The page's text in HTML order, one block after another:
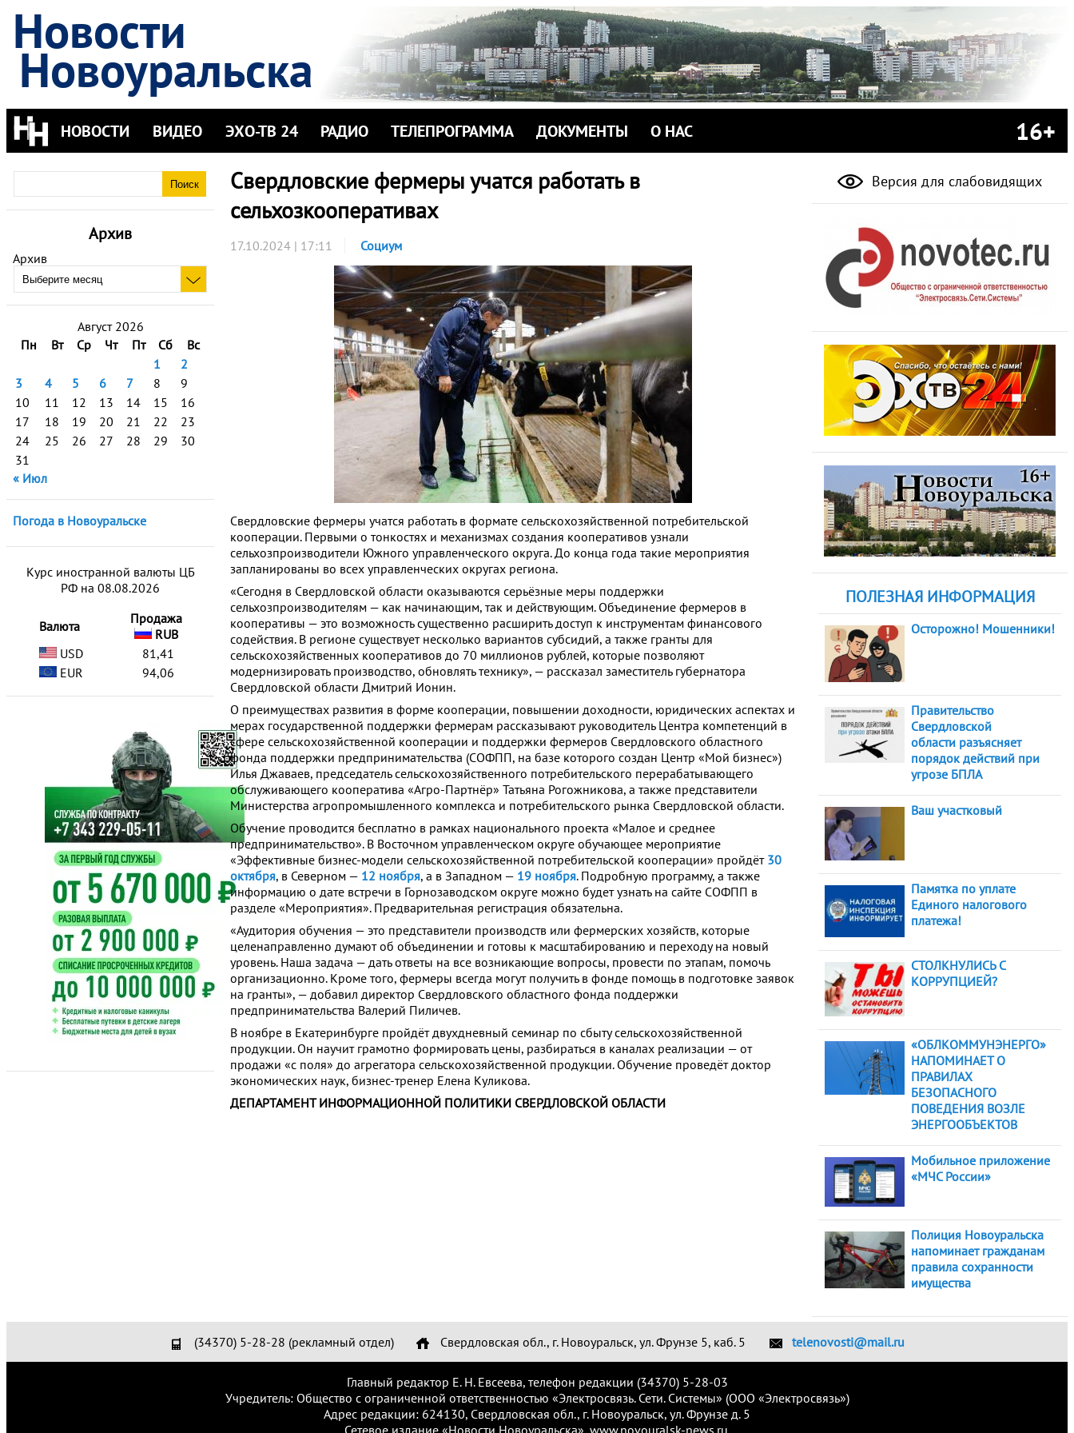
Новости
Новоуральска
НОВОСТИ ВИДЕО ЭХО-ТВ 24 РАДИО ТЕЛЕПРОГРАММА ДОКУМЕНТЫ О НАС 16+
Архив
Архив
Август 2026
Пн
Вт Ср Чт Пт Сб
Вс
1
2
3
4 5 6 7 8
9
10
11 12 13 14 15
16
17
18 19 20 21 22
23
24
25 26 27 28 29
30
31
« Июл
Погода в Новоуральске
Курс иностранной валюты ЦБ
РФ на 08.08.2026
Валюта
Продажа
RUB
USD
81,41
EUR
94,06
Свердловские фермеры учатся работать в
сельхозкооперативах
17.10.2024 | 17:11 Социум
Свердловские фермеры учатся работать в формате сельскохозяйственной потребительской
кооперации. Первыми о тонкостях и механизмах создания кооперативов узнали
сельхозпроизводители Южного управленческого округа. До конца года такие мероприятия
запланированы во всех управленческих округах региона.
«Сегодня в Свердловской области оказываются серьёзные меры поддержки
сельхозпроизводителям — как начинающим, так и действующим. Объединение фермеров в
кооперативы — это возможность существенно расширить доступ к инструментам финансового
содействия. В регионе существует несколько вариантов субсидий, а также гранты для
сельскохозяйственных кооперативов до 70 миллионов рублей, которые позволяют
модернизировать производство, обновлять технику», — рассказал заместитель губернатора
Свердловской области Дмитрий Ионин.
О преимуществах развития в форме кооперации, повышении доходности, юридических аспектах и
мерах государственной поддержки фермерам рассказывают руководитель Центра компетенций в
сфере сельскохозяйственной кооперации и поддержки фермеров Свердловского областного
фонда поддержки предпринимательства (СОФПП, на базе которого создан Центр «Мой бизнес»)
Илья Джаваев, председатель сельскохозяйственного потребительского перерабатывающего
обслуживающего кооператива «Агро-Партнёр» Татьяна Рогожникова, а также представители
Министерства агропромышленного комплекса и потребительского рынка Свердловской области.
Обучение проводится бесплатно в рамках национального проекта «Малое и среднее
предпринимательство». В Восточном управленческом округе обучающее мероприятие
«Эффективные бизнес-модели сельскохозяйственной потребительской кооперации» пройдёт 30
октября, в Северном — 12 ноября, а в Западном — 19 ноября. Подробную программу, а также
информацию о дате встречи в Горнозаводском округе можно будет узнать на сайте СОФПП в
разделе «Мероприятия». Предварительная регистрация обязательна.
«Аудитория обучения — это представители производств или фермерских хозяйств, которые
целенаправленно думают об объединении и готовы к масштабированию и переходу на новый
уровень. Наша задача — дать ответы на все возникающие вопросы, провести по этапам, помочь
организационно. Кроме того, фермеры всегда могут получить в фонде помощь в подготовке заявок
на гранты», — добавил директор Свердловского областного фонда поддержки
предпринимательства Валерий Пиличев.
В ноябре в Екатеринбурге пройдёт двухдневный семинар по сбыту сельскохозяйственной
продукции. Он научит грамотно формировать цены, разбираться в каналах реализации — от
продажи «с поля» до агрегатора сельскохозяйственной продукции. Обучение проведёт доктор
экономических наук, бизнес-тренер Елена Куликова.
ДЕПАРТАМЕНТ ИНФОРМАЦИОННОЙ ПОЛИТИКИ СВЕРДЛОВСКОЙ ОБЛАСТИ
Версия для слабовидящих
ПОЛЕЗНАЯ ИНФОРМАЦИЯ
Осторожно! Мошенники!
Правительство
Свердловской
области разъясняет
порядок действий при
угрозе БПЛА
Ваш участковый
Памятка по уплате
Единого налогового
платежа!
СТОЛКНУЛИСЬ С
КОРРУПЦИЕЙ?
«ОБЛКОММУНЭНЕРГО»
НАПОМИНАЕТ О
ПРАВИЛАХ
БЕЗОПАСНОГО
ПОВЕДЕНИЯ ВОЗЛЕ
ЭНЕРГООБЪЕКТОВ
Мобильное приложение
«МЧС России»
Полиция Новоуральска
напоминает гражданам
правила сохранности
имущества
(34370) 5-28-28 (рекламный отдел) Свердловская обл., г. Новоуральск, ул. Фрунзе 5, каб. 5 telenovosti@mail.ru
Главный редактор Е. Н. Евсеева, телефон редакции (34370) 5-28-03
Учредитель: Общество с ограниченной ответственностью «Электросвязь. Сети. Системы» (ООО «Электросвязь»)
Адрес редакции: 624130, Свердловская обл., г. Новоуральск, ул. Фрунзе д. 5